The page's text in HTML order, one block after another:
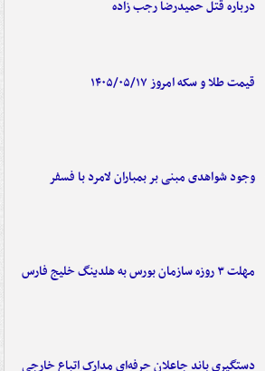
درباره قتل حمیدرضا رجب زاده
قیمت طلا و سکه امروز ۱۴۰۵/۰۵/۱۷
وجود شواهدی مبنی بر بمباران لامرد با فسفر
مهلت ۳ روزه سازمان بورس به هلدینگ خلیج فارس
دستگیری باند جاعلان حرفه‌ای مدارک اتباع خارجی